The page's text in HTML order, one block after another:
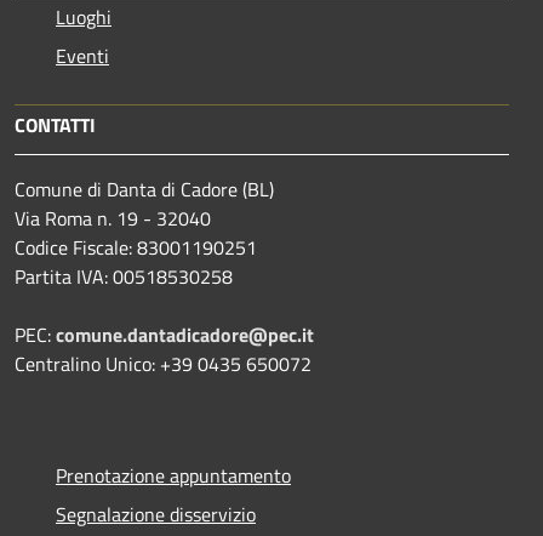
Luoghi
Eventi
CONTATTI
Comune di Danta di Cadore (BL)
Via Roma n. 19 - 32040
Codice Fiscale: 83001190251
Partita IVA: 00518530258
PEC:comune.dantadicadore@pec.it
Centralino Unico: +39 0435 650072
Prenotazione appuntamento
Segnalazione disservizio